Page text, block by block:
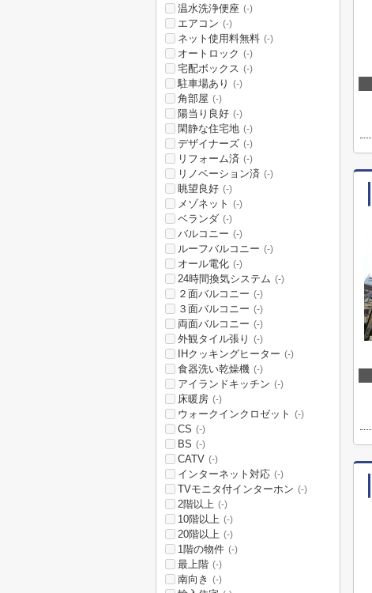
温水洗浄便座 (-)
エアコン (-)
ネット使用料無料 (-)
オートロック (-)
宅配ボックス (-)
駐車場あり (-)
角部屋 (-)
陽当り良好 (-)
閑静な住宅地 (-)
デザイナーズ (-)
リフォーム済 (-)
リノベーション済 (-)
眺望良好 (-)
メゾネット (-)
ベランダ (-)
バルコニー (-)
ルーフバルコニー (-)
オール電化 (-)
24時間換気システム (-)
２面バルコニー (-)
３面バルコニー (-)
両面バルコニー (-)
外観タイル張り (-)
IHクッキングヒーター (-)
食器洗い乾燥機 (-)
アイランドキッチン (-)
床暖房 (-)
ウォークインクロゼット (-)
CS (-)
BS (-)
CATV (-)
インターネット対応 (-)
TVモニタ付インターホン (-)
2階以上 (-)
10階以上 (-)
20階以上 (-)
1階の物件 (-)
最上階 (-)
南向き (-)